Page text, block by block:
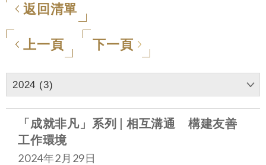
返回清單
上一頁 下一頁
2024 (3)
「成就非凡」系列 | 相互溝通 構建友善
工作環境
2024年2月29日